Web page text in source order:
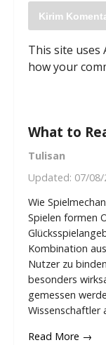
This site uses
how your
What to
Tulisan
Updated: 07/
Wie
Spielen formen
Kombination
Nutzer zu
besonders
gemessen
Wissenschaftler
Read More →